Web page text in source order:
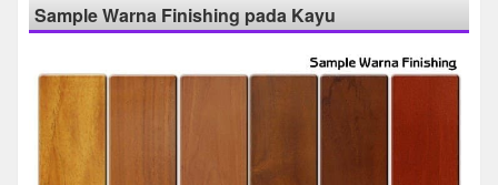
Sample Warna Finishing pada Kayu